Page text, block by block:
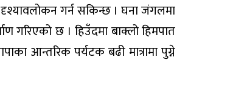
गर्न सकिन्छ । घना जंगलमा
गरिएको छ । हिउँदमा बाक्लो हिमपात
आन्तरिक पर्यटक बढी मात्रामा पुग्ने